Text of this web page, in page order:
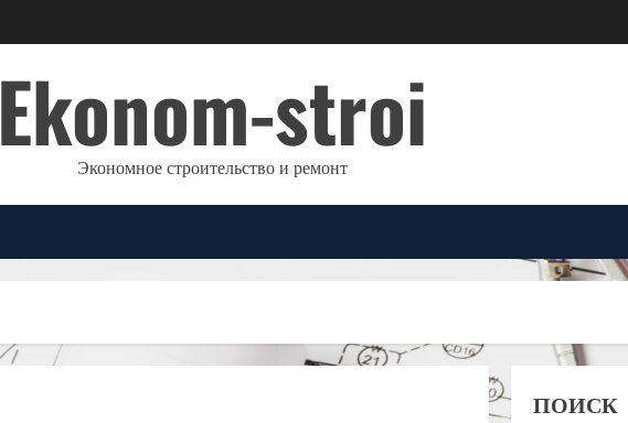
Ekonom-stroi
Экономное строительство и ремонт
ПОИСК